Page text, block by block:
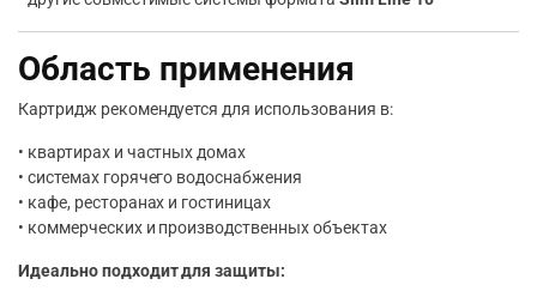
Область применения
Картридж рекомендуется для использования в:
• квартирах и частных домах
• системах горячего водоснабжения
• кафе, ресторанах и гостиницах
• коммерческих и производственных объектах
Идеально подходит для защиты: